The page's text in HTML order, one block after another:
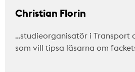
Christian Florin
…studieorganisatör i Transport
som vill tipsa läsarna om